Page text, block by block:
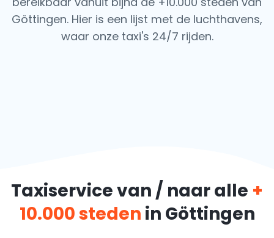
Göttingen. Hier is een lijst met de luchthavens,
waar onze taxi's 24/7 rijden.
Taxiservice van / naar alle +
10.000 steden in Göttingen